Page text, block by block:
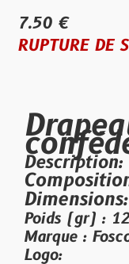
7.50 €
RUPTURE DE
Description:
Dimensions:
Poids (gr) :
Marque :
Logo: